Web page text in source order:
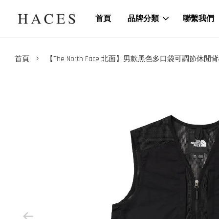
首頁 品牌分類 聯繫我們
首頁 › 【The North Face 北面】男款黑色多口袋可調節休閒背